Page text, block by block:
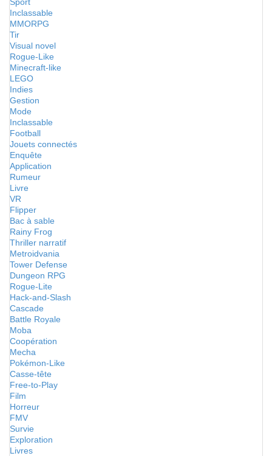
Inclassable
MMORPG
Tir
Visual novel
Rogue-Like
Minecraft-like
LEGO
Indies
Gestion
Mode
Inclassable
Football
Jouets connectés
Enquête
Application
Rumeur
Livre
VR
Flipper
Bac à sable
Rainy Frog
Thriller narratif
Metroidvania
Tower Defense
Dungeon RPG
Rogue-Lite
Hack-and-Slash
Cascade
Battle Royale
Moba
Coopération
Mecha
Pokémon-Like
Casse-tête
Free-to-Play
Film
Horreur
FMV
Survie
Exploration
Livres